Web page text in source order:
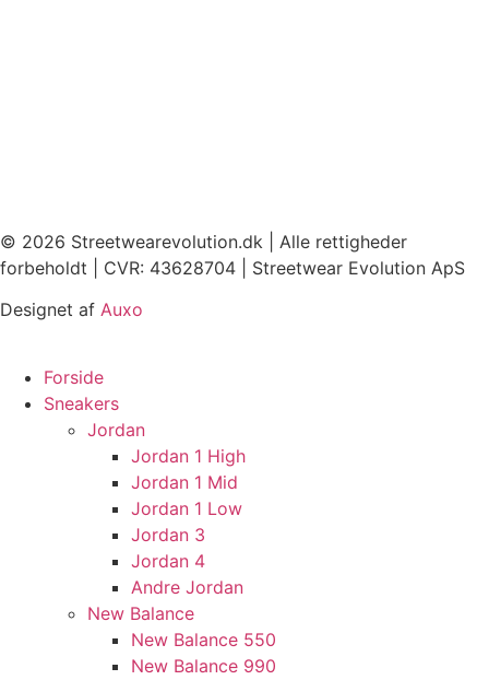
© 2026 Streetwearevolution.dk | Alle rettigheder
forbeholdt | CVR: 43628704 | Streetwear Evolution ApS
Designet af Auxo
Forside
Sneakers
Jordan
Jordan 1 High
Jordan 1 Mid
Jordan 1 Low
Jordan 3
Jordan 4
Andre Jordan
New Balance
New Balance 550
New Balance 990